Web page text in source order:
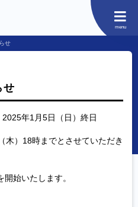
menu
せ
せ
年1月5日（日）終日
木）18時までとさせていただき
始いたします。